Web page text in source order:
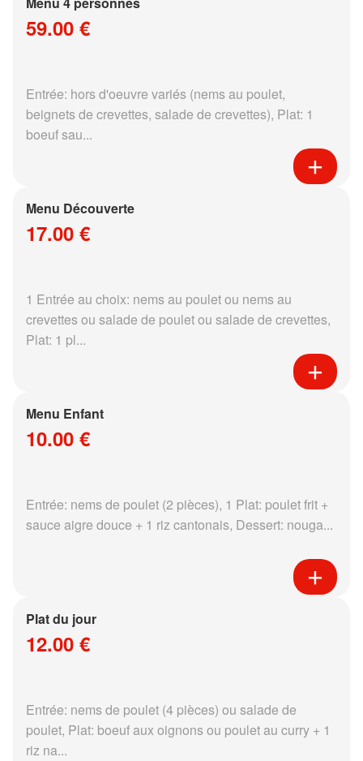
59.00 €
Entrée: hors d'oeuvre variés (nems au poulet,
beignets de crevettes, salade de crevettes), Plat: 1
boeuf sau...
Menu Découverte
17.00 €
1 Entrée au choix: nems au poulet ou nems au
crevettes ou salade de poulet ou salade de crevettes,
Plat: 1 pl...
Menu Enfant
10.00 €
Entrée: nems de poulet (2 pièces), 1 Plat: poulet frit +
sauce aigre douce + 1 riz cantonais, Dessert: nouga...
Plat du jour
12.00 €
Entrée: nems de poulet (4 pièces) ou salade de
poulet, Plat: boeuf aux oignons ou poulet au curry + 1
riz na...